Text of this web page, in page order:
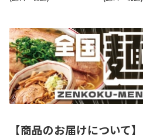
【商品のお届けについて】